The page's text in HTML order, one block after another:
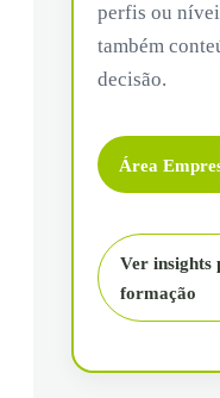
perfis ou
também
decisão.
Área
Ver insights
formação